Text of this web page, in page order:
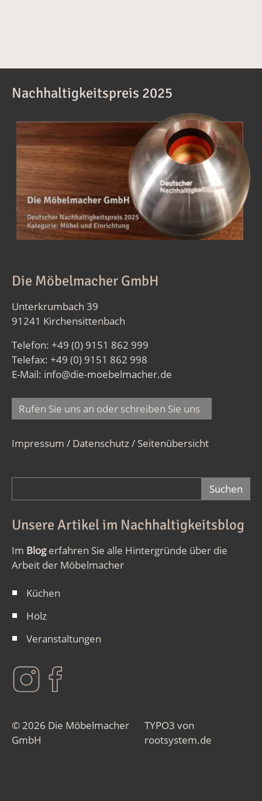
Nachhaltigkeitspreis 2025
Die Möbelmacher GmbH
Unterkrumbach 39
91241 Kirchensittenbach
Telefon: +49 (0) 9151 862 999
Telefax: +49 (0) 9151 862 998
E-Mail: info@die-moebelmacher.de
Rufen Sie uns an oder schreiben Sie uns
Impressum / Datenschutz/ Seitenübersicht
Unsere Artikel im Nachhaltigkeitsblog
Im Blogerfahren Sie alle Hintergründe über die
Arbeit der Möbelmacher
Küchen
Holz
Veranstaltungen
© 2026 Die Möbelmacher
GmbH
TYPO3 von
rootsystem.de